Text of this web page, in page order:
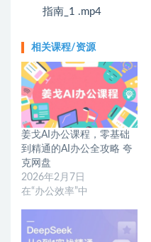
指南_1 .mp4
相关课程/资源
姜戈AI办公课程，零基础
到精通的AI办公全攻略 夸
克网盘
2026年2月7日
在“办公效率”中